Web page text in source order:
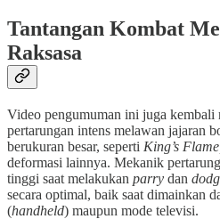
Tantangan Kombat
Raksasa
Video pengumuman ini juga kembali
pertarungan intens melawan jajaran
berukuran besar, seperti King’s
deformasi lainnya. Mekanik
tinggi saat melakukan parry dan
secara optimal, baik saat dimainkan
(handheld) maupun mode televisi.